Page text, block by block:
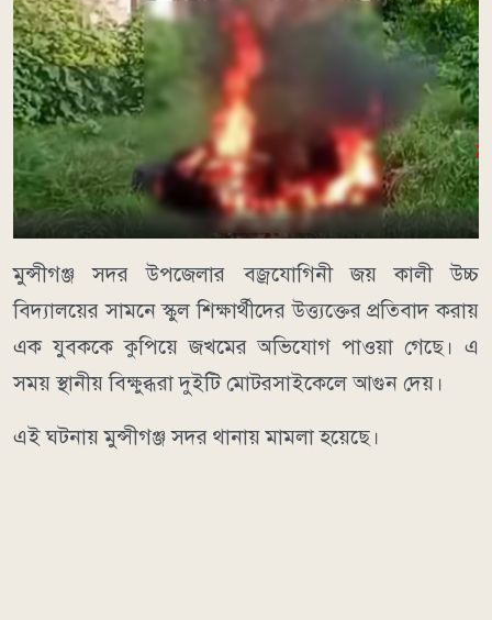
মুন্সীগঞ্জ সদর উপজেলার বজ্রযোগিনী জয় কালী উচ্চ
বিদ্যালয়ের সামনে স্কুল শিক্ষার্থীদের উত্ত্যক্তের প্রতিবাদ করায়
এক যুবককে কুপিয়ে জখমের অভিযোগ পাওয়া গেছে। এ
সময় স্থানীয় বিক্ষুব্ধরা দুইটি মোটরসাইকেলে আগুন দেয়।
এই ঘটনায় মুন্সীগঞ্জ সদর থানায় মামলা হয়েছে।